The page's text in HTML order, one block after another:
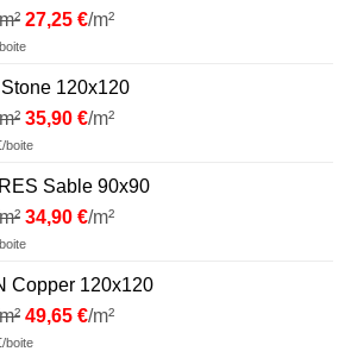
27,25 €/m²
120x120
35,90 €/m²
/boite
Sable 90x90
34,90 €/m²
Copper 120x120
49,65 €/m²
/boite